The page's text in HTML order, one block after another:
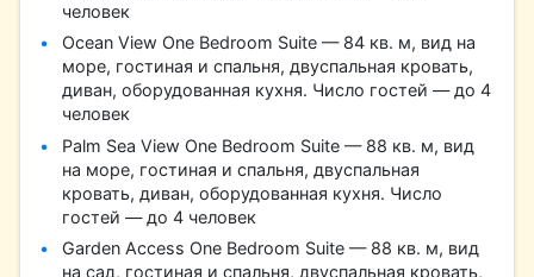
человек
Ocean View One Bedroom Suite — 84 кв. м, вид на
море, гостиная и спальня, двуспальная кровать,
диван, оборудованная кухня. Число гостей — до 4
человек
Palm Sea View One Bedroom Suite — 88 кв. м, вид
на море, гостиная и спальня, двуспальная
кровать, диван, оборудованная кухня. Число
гостей — до 4 человек
Garden Access One Bedroom Suite — 88 кв. м, вид
на сад, гостиная и спальня, двуспальная кровать,